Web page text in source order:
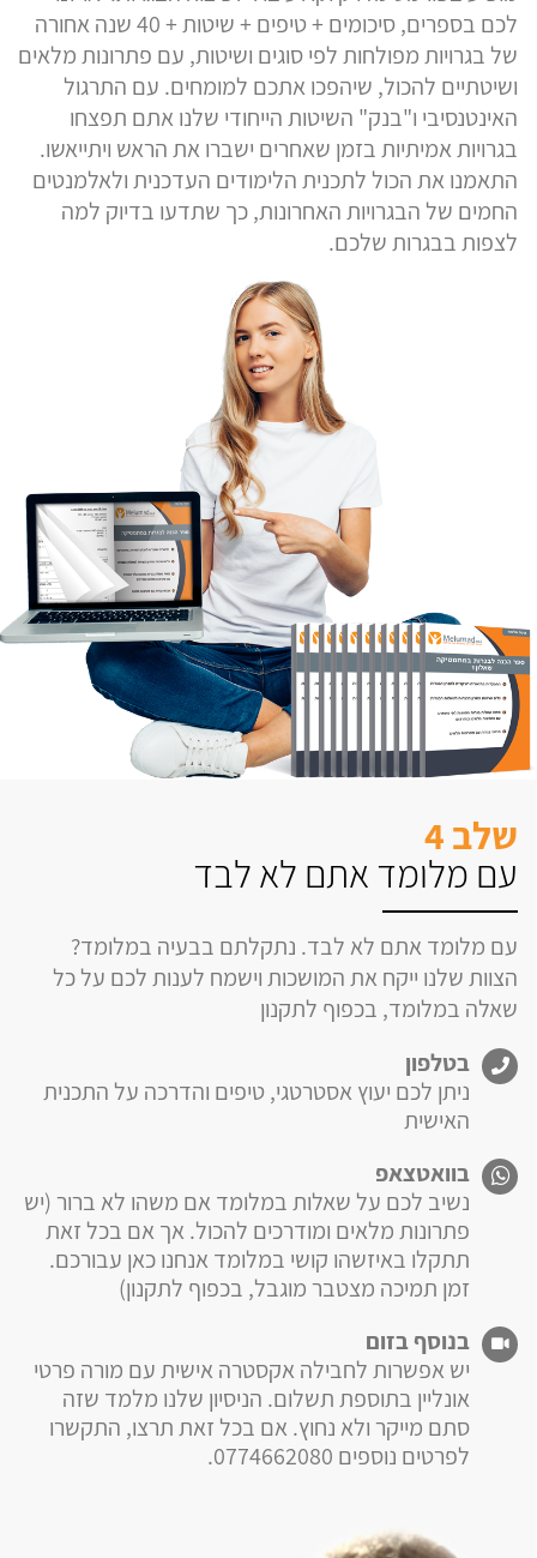
לכם בספרים, סיכומים + טיפים + שיטות + 40 שנה אחורה
של בגרויות מפולחות לפי סוגים ושיטות, עם פתרונות מלאים
ושיטתיים להכול, שיהפכו אתכם למומחים. עם התרגול
האינטנסיבי ו"בנק" השיטות הייחודי שלנו אתם תפצחו
בגרויות אמיתיות בזמן שאחרים ישברו את הראש ויתייאשו.
התאמנו את הכול לתכנית הלימודים העדכנית ולאלמנטים
החמים של הבגרויות האחרונות, כך שתדעו בדיוק למה
לצפות בבגרות שלכם.
שלב 4
עם מלומד אתם לא לבד
עם מלומד אתם לא לבד. נתקלתם בבעיה במלומד?
הצוות שלנו ייקח את המושכות וישמח לענות לכם על כל
שאלה במלומד, בכפוף לתקנון
בטלפון
ניתן לכם יעוץ אסטרטגי, טיפים והדרכה על התכנית
האישית
בוואטצאפ
נשיב לכם על שאלות במלומד אם משהו לא ברור (יש
פתרונות מלאים ומודרכים להכול. אך אם בכל זאת
תתקלו באיזשהו קושי במלומד אנחנו כאן עבורכם.
זמן תמיכה מצטבר מוגבל, בכפוף לתקנון)
בנוסף בזום
יש אפשרות לחבילה אקסטרה אישית עם מורה פרטי
אונליין בתוספת תשלום. הניסיון שלנו מלמד שזה
סתם מייקר ולא נחוץ. אם בכל זאת תרצו, התקשרו
לפרטים נוספים 0774662080.